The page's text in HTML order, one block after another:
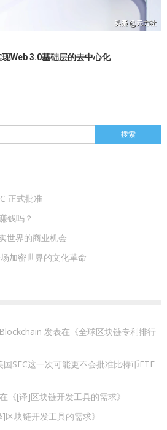
Web 3.0基础层的去中心化
正式批准
钱吗？
世界的商业机会
加密世界的文化革命
发表在《全球区块链专利排行
国SEC这一次可能更不会批准比特币ETF
《[译]区块链开发工具的需求》
]区块链开发工具的需求》